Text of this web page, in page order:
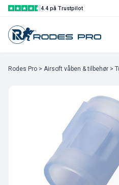
4.4 på Trustpilot
Rodes Pro > Airsoft våben & tilbehør >